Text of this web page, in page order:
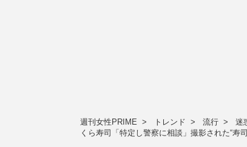
週刊女性PRIME トレンド 流行
迷
くら寿司「特定し警察に相談」撮影された“